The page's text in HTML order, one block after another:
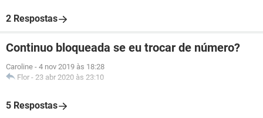
2 Respostas
Continuo bloqueada se eu trocar de número?
Caroline - 4 nov 2019 às 18:28
Flor - 23 abr 2020 às 23:10
5 Respostas